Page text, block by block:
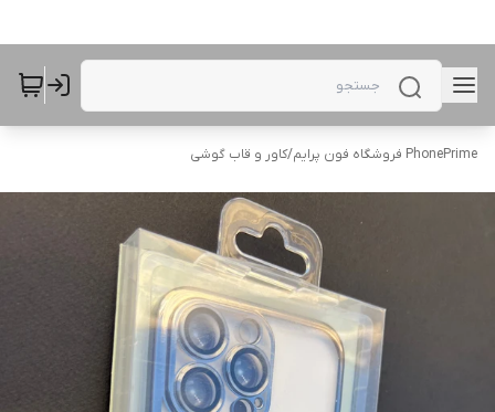
PhonePrime فروشگاه فون پرایم /کاور و قاب گوشی